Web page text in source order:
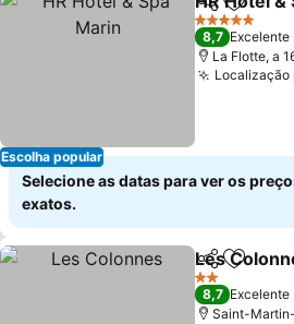
Escolha popular
Partilhar
5 Estrelas
8,7 Excelente
La Flotte, a
Localização
Selecione as datas para ver os
exatos.
Partilhar
Les
2 Estrelas
8,7 Excelente
Saint-